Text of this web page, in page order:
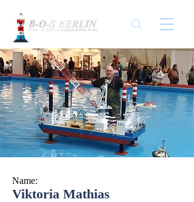
Name:
Viktoria Mathias